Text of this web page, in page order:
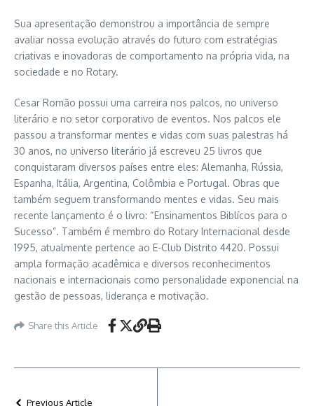
Sua apresentação demonstrou a importância de sempre
avaliar nossa evolução através do futuro com estratégias
criativas e inovadoras de comportamento na própria vida, na
sociedade e no Rotary.
Cesar Romão possui uma carreira nos palcos, no universo
literário e no setor corporativo de eventos. Nos palcos ele
passou a transformar mentes e vidas com suas palestras há
30 anos, no universo literário já escreveu 25 livros que
conquistaram diversos países entre eles: Alemanha, Rússia,
Espanha, Itália, Argentina, Colômbia e Portugal. Obras que
também seguem transformando mentes e vidas. Seu mais
recente lançamento é o livro: “Ensinamentos Biblícos para o
Sucesso”. Também é membro do Rotary Internacional desde
1995, atualmente pertence ao E-Club Distrito 4420. Possui
ampla formação acadêmica e diversos reconhecimentos
nacionais e internacionais como personalidade exponencial na
gestão de pessoas, liderança e motivação.
Share this Article
Previous Article